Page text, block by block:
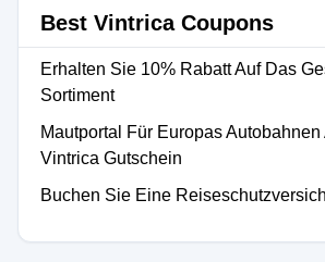
Best Vintrica Coupons
Erhalten Sie 10% Rabatt Auf Das
Sortiment
Mautportal Für Europas
Vintrica Gutschein
Buchen Sie Eine